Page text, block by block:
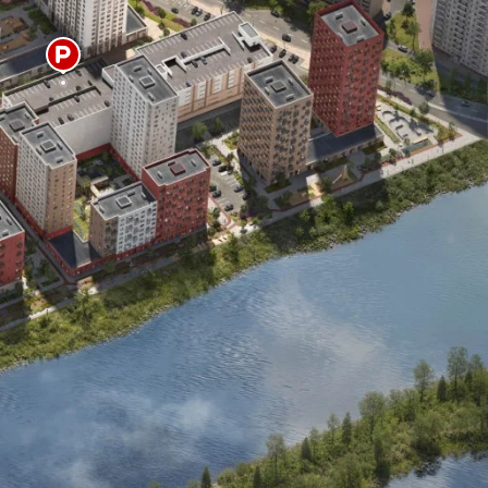
цвета
9 025 000 ₽
0 ₽
9 025 000 ₽
Сохранить и закрыть